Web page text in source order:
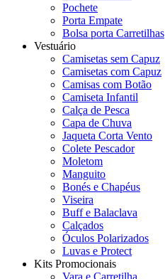
Pochete
Porta Empate
Bolsa porta Carretilhas
Vestuário
Camisetas sem Capuz
Camisetas com Capuz
Camisas com Botão
Camiseta Infantil
Calça de Pesca
Capa de Chuva
Jaqueta Corta Vento
Colete Pescador
Moletom
Manguito
Bonés e Chapéus
Viseira
Buff e Balaclava
Calçados
Óculos Polarizados
Luvas e Protect
Kits Promocionais
Vara e Carretilha